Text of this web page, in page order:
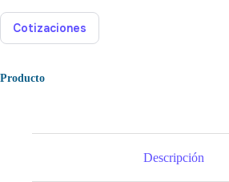
Cotizaciones
Producto
Descripción